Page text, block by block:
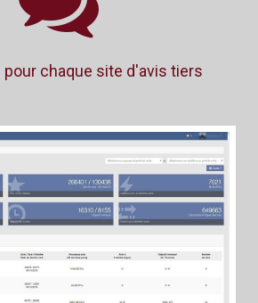
chaque site d'avis tiers